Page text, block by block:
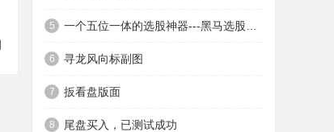
5
6 寻龙风向标副图
7 扳看盘版面
8 尾盘买入，已测试成功